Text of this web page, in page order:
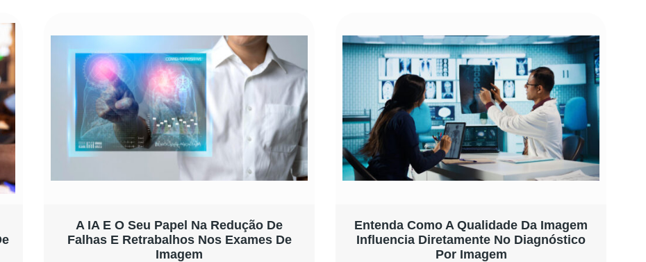
A IA E O Seu Papel Na Redução De
Falhas E Retrabalhos Nos Exames De
Imagem
Entenda Como A Qualidade Da Imagem
Influencia Diretamente No Diagnóstico
Por Imagem